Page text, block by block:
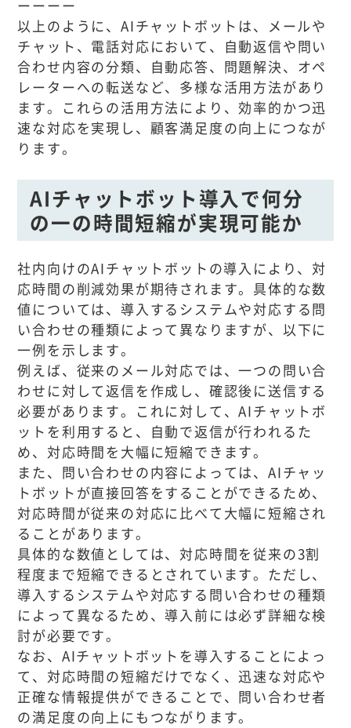
ーーーー
以上のように、AIチャットボットは、メールや
チャット、電話対応において、自動返信や問い
合わせ内容の分類、自動応答、問題解決、オペ
レーターへの転送など、多様な活用方法があり
ます。これらの活用方法により、効率的かつ迅
速な対応を実現し、顧客満足度の向上につなが
ります。
AIチャットボット導入で何分
の一の時間短縮が実現可能か
社内向けのAIチャットボットの導入により、対
応時間の削減効果が期待されます。具体的な数
値については、導入するシステムや対応する問
い合わせの種類によって異なりますが、以下に
一例を示します。
例えば、従来のメール対応では、一つの問い合
わせに対して返信を作成し、確認後に送信する
必要があります。これに対して、AIチャットボ
ットを利用すると、自動で返信が行われるた
め、対応時間を大幅に短縮できます。
また、問い合わせの内容によっては、AIチャッ
トボットが直接回答をすることができるため、
対応時間が従来の対応に比べて大幅に短縮され
ることがあります。
具体的な数値としては、対応時間を従来の3割
程度まで短縮できるとされています。ただし、
導入するシステムや対応する問い合わせの種類
によって異なるため、導入前には必ず詳細な検
討が必要です。
なお、AIチャットボットを導入することによっ
て、対応時間の短縮だけでなく、迅速な対応や
正確な情報提供ができることで、問い合わせ者
の満足度の向上にもつながります。